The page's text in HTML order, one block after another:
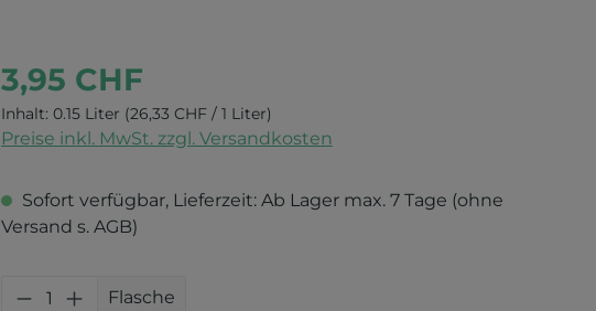
3,95 CHF
Inhalt: 0.15 Liter (26,33 CHF / 1 Liter)
Preise inkl. MwSt. zzgl. Versandkosten
Sofort verfügbar, Lieferzeit: Ab Lager max. 7 Tage (ohne
Versand s. AGB)
Produkt Anzahl: Gib den gewünschten
Flasche